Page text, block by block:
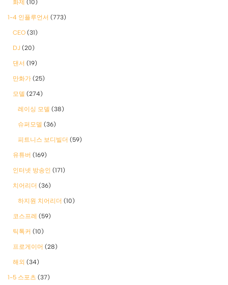
화제 (10)
1-4 인플루언서 (773)
CEO (31)
DJ (20)
댄서 (19)
만화가 (25)
모델 (274)
레이싱 모델 (38)
슈퍼모델 (36)
피트니스 보디빌더 (59)
유튜버 (169)
인터넷 방송인 (171)
치어리더 (36)
하지원 치어리더 (10)
코스프레 (59)
틱톡커 (10)
프로게이머 (28)
해외 (34)
1-5 스포츠 (37)